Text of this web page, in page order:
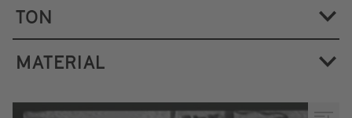
TON
MATERIAL